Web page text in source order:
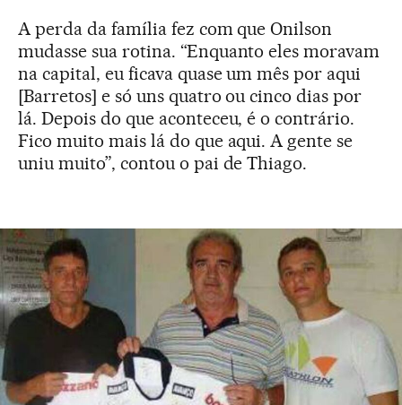
A perda da família fez com que Onilson
mudasse sua rotina. “Enquanto eles moravam
na capital, eu ficava quase um mês por aqui
[Barretos] e só uns quatro ou cinco dias por
lá. Depois do que aconteceu, é o contrário.
Fico muito mais lá do que aqui. A gente se
uniu muito”, contou o pai de Thiago.